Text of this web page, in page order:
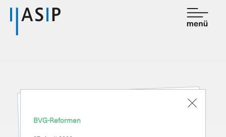
Verband
Dienstleistungen
BVG-Reformen